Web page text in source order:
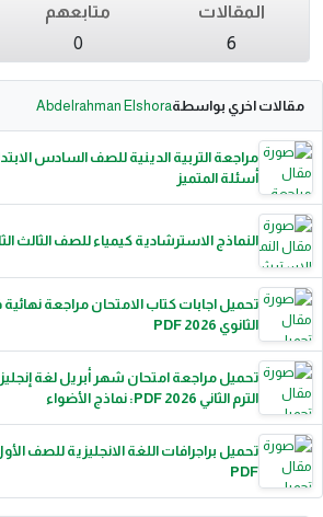
المقالات
6
متابعهم
0
مقالات اخري بواسطةAbdelrahman Elshora
أسئلة المتميز
النماذج الاسترشادية كيمياء للصف الثالث الثانوي 2026
تحميل اجابات كتاب الامتحان مراجعة نهائية
الثانوي 2026 PDF
تحميل مراجعة امتحان شهر أبريل لغة
الترم الثاني 2026 PDF: نماذج الأضواء
PDF